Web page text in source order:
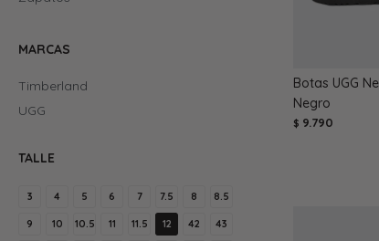
Botas UGG
Negro
$ 9.790
MARCAS
Timberland
UGG
TALLE
3 4 5 6 7 7.5 8 8.5
9 10 10.5 11 11.5 12 42 43